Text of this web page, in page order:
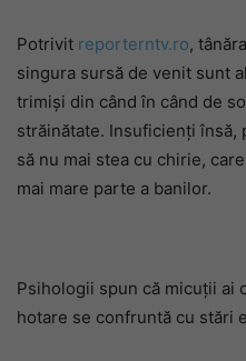
Potrivit reporterntv.ro,
singura sursă de venit sunt
trimişi din când în când de
străinătate. Insuficienţi însă,
să nu mai stea cu chirie,
mai mare parte a banilor.
Psihologii spun că micuții ai
hotare se confruntă cu stări